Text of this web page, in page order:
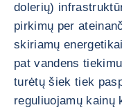
dolerių)
pirkimų per
skiriamų
pat vandens
turėtų šiek tiek
reguliuojamų kainų